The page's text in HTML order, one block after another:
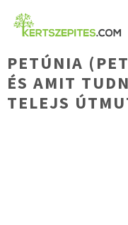
Kilépés
PETÚNIA
ÉS AMIT
TELEJS